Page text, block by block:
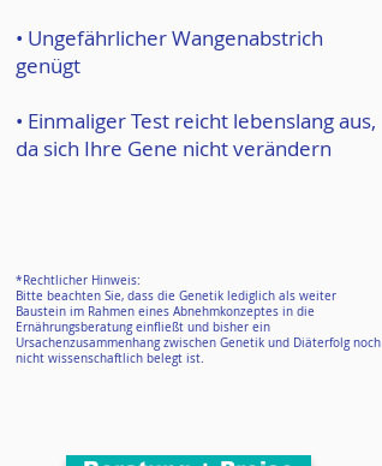
• Ungefährlicher Wangenabstrich
genügt
• Einmaliger Test reicht lebenslang aus,
da sich Ihre Gene nicht verändern
*Rechtlicher Hinweis:
Bitte beachten Sie, dass die Genetik lediglich als weiter
Baustein im Rahmen eines Abnehmkonzeptes in die
Ernährungsberatung einfließt und bisher ein
Ursachenzusammenhang zwischen Genetik und Diäterfolg noch
nicht wissenschaftlich belegt ist.